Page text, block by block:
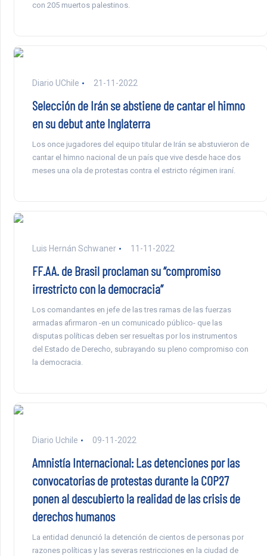
con 205 muertos palestinos.
Diario UChile 21-11-2022
Selección de Irán se abstiene de cantar el himno
en su debut ante Inglaterra
Los once jugadores del equipo titular de Irán se abstuvieron de
cantar el himno nacional de un país que vive desde hace dos
meses una ola de protestas contra el estricto régimen iraní.
Luis Hernán Schwaner 11-11-2022
FF.AA. de Brasil proclaman su “compromiso
irrestricto con la democracia”
Los comandantes en jefe de las tres ramas de las fuerzas
armadas afirmaron -en un comunicado público- que las
disputas políticas deben ser resueltas por los instrumentos
del Estado de Derecho, subrayando su pleno compromiso con
la democracia.
Diario Uchile 09-11-2022
Amnistía Internacional: Las detenciones por las
convocatorias de protestas durante la COP27
ponen al descubierto la realidad de las crisis de
derechos humanos
La entidad denunció la detención de cientos de personas por
razones políticas y las severas restricciones en la ciudad de